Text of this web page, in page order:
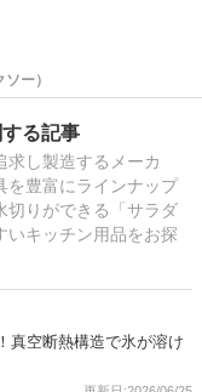
ー）
る記事
求し製造するメーカ
を豊富にラインナップ
切りができる「サラダ
いキッチン用品をお探
真空断熱構造で氷が溶け